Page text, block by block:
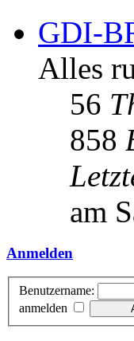
GDI-
Alles
56
858
am
Anmelden
Benutzername:
anmelden